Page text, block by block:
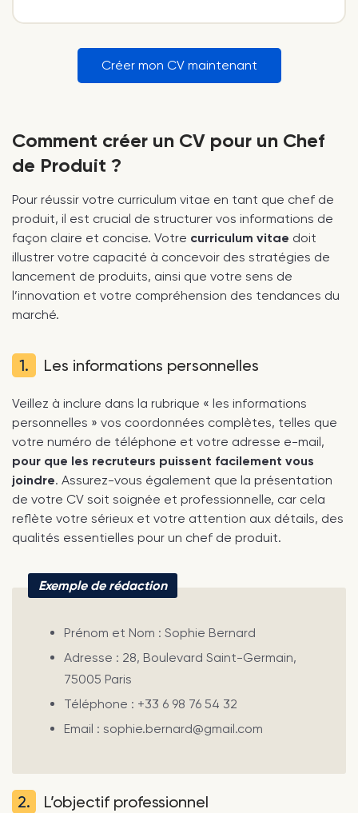
Créer mon CV maintenant
Comment créer un CV pour un Chef
de Produit ?
Pour réussir votre curriculum vitae en tant que chef de
produit, il est crucial de structurer vos informations de
façon claire et concise. Votre curriculum vitae doit
illustrer votre capacité à concevoir des stratégies de
lancement de produits, ainsi que votre sens de
l’innovation et votre compréhension des tendances du
marché.
1. Les informations personnelles
Veillez à inclure dans la rubrique « les informations
personnelles » vos coordonnées complètes, telles que
votre numéro de téléphone et votre adresse e-mail,
pour que les recruteurs puissent facilement vous
joindre. Assurez-vous également que la présentation
de votre CV soit soignée et professionnelle, car cela
reflète votre sérieux et votre attention aux détails, des
qualités essentielles pour un chef de produit.
Exemple de rédaction
Prénom et Nom : Sophie Bernard
Adresse : 28, Boulevard Saint-Germain,
75005 Paris
Téléphone : +33 6 98 76 54 32
Email : sophie.bernard@gmail.com
2. L’objectif professionnel